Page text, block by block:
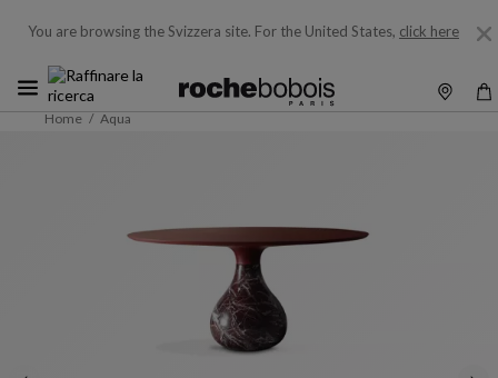
You are browsing the Svizzera site. For the United States, click here
Home Aqua